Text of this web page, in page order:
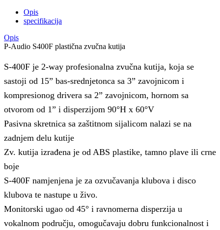
Opis
specifikacija
Opis
P-Audio S400F plastična zvučna kutija
S-400F je 2-way profesionalna zvučna kutija, koja se
sastoji od 15” bas-srednjetonca sa 3” zavojnicom i
kompresionog drivera sa 2” zavojnicom, hornom sa
otvorom od 1” i disperzijom 90°H x 60°V
Pasivna skretnica sa zaštitnom sijalicom nalazi se na
zadnjem delu kutije
Zv. kutija izrađena je od ABS plastike, tamno plave ili crne
boje
S-400F namjenjena je za ozvučavanja klubova i disco
klubova te nastupe u živo.
Monitorski ugao od 45° i ravnomerna disperzija u
vokalnom području, omogučavaju dobru funkcionalnost i